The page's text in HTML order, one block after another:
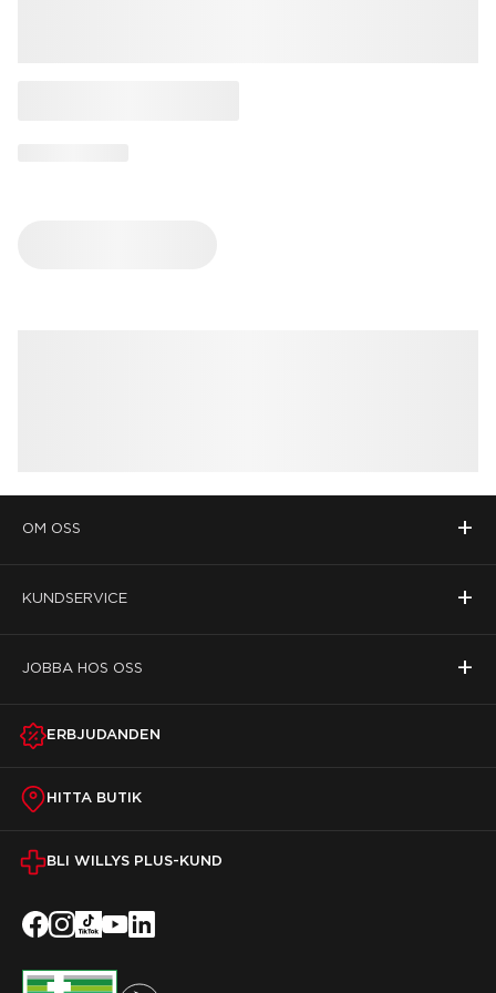
OM OSS +
KUNDSERVICE +
JOBBA HOS OSS +
ERBJUDANDEN
HITTA BUTIK
BLI WILLYS PLUS-KUND